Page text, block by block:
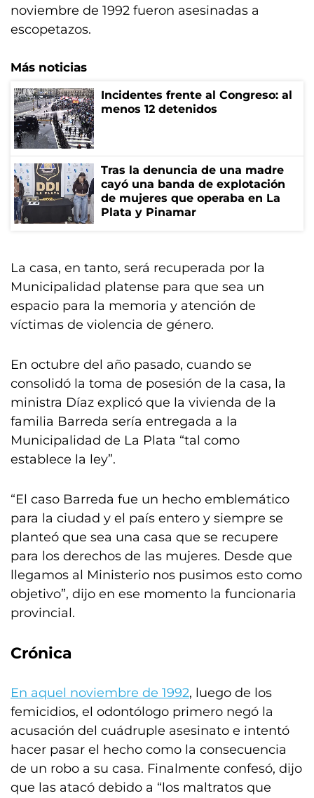
noviembre de 1992 fueron asesinadas a
escopetazos.
Más noticias
Incidentes frente al Congreso: al
menos 12 detenidos
Tras la denuncia de una madre
cayó una banda de explotación
de mujeres que operaba en La
Plata y Pinamar
La casa, en tanto, será recuperada por la
Municipalidad platense para que sea un
espacio para la memoria y atención de
víctimas de violencia de género.
En octubre del año pasado, cuando se
consolidó la toma de posesión de la casa, la
ministra Díaz explicó que la vivienda de la
familia Barreda sería entregada a la
Municipalidad de La Plata “tal como
establece la ley”.
“El caso Barreda fue un hecho emblemático
para la ciudad y el país entero y siempre se
planteó que sea una casa que se recupere
para los derechos de las mujeres. Desde que
llegamos al Ministerio nos pusimos esto como
objetivo”, dijo en ese momento la funcionaria
provincial.
Crónica
En aquel noviembre de 1992, luego de los
femicidios, el odontólogo primero negó la
acusación del cuádruple asesinato e intentó
hacer pasar el hecho como la consecuencia
de un robo a su casa. Finalmente confesó, dijo
que las atacó debido a “los maltratos que